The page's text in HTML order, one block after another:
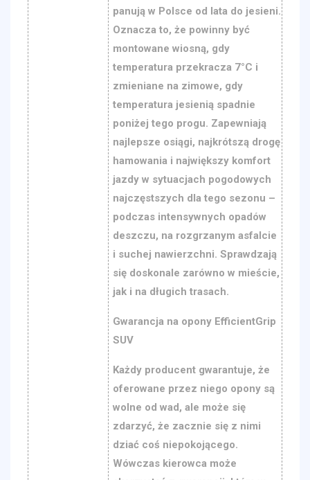
panują w Polsce od lata do jesieni.
Oznacza to, że powinny być
montowane wiosną, gdy
temperatura przekracza 7°C i
zmieniane na zimowe, gdy
temperatura jesienią spadnie
poniżej tego progu. Zapewniają
najlepsze osiągi, najkrótszą drogę
hamowania i największy komfort
jazdy w sytuacjach pogodowych
najczęstszych dla tego sezonu –
podczas intensywnych opadów
deszczu, na rozgrzanym asfalcie
i suchej nawierzchni. Sprawdzają
się doskonale zarówno w mieście,
jak i na długich trasach.
Gwarancja na opony EfficientGrip
SUV
Każdy producent gwarantuje, że
oferowane przez niego opony są
wolne od wad, ale może się
zdarzyć, że zacznie się z nimi
dziać coś niepokojącego.
Wówczas kierowca może